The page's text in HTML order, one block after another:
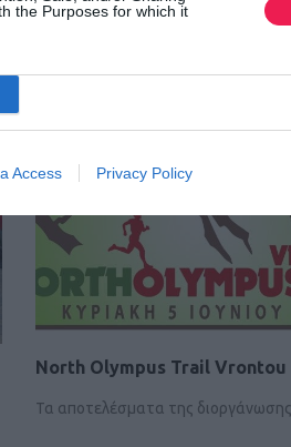
the Purposes for which it
Access Privacy Policy
North Olympus Trail Vrontou
Τα αποτελέσματα της διοργάνωσης
Η Salomon
σειρά σορτς